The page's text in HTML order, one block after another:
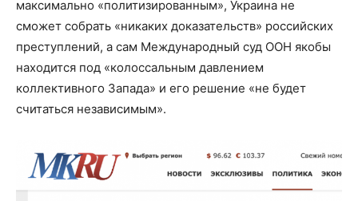
максимально «политизированным», Украина не
сможет собрать «никаких доказательств» российских
преступлений, а сам Международный суд ООН якобы
находится под «колоссальным давлением
коллективного Запада» и его решение «не будет
считаться независимым».